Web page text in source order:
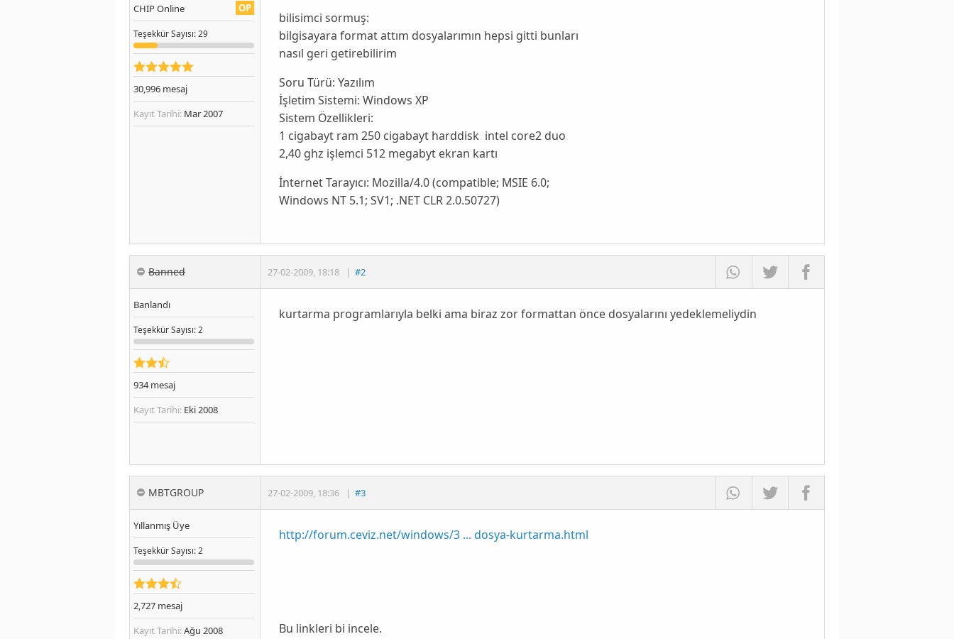
OP
CHIP Online
TeşekkürSayısı: 29
30,996 mesaj
Kayıt Tarihi: Mar 2007
bilisimci sormuş:
bilgisayara format attım dosyalarımın hepsi gitti bunları
nasıl geri getirebilirim
Soru Türü: Yazılım
İşletim Sistemi: Windows XP
Sistem Özellikleri:
1 cigabayt ram 250 cigabayt harddisk intel core2 duo
2,40 ghz işlemci 512 megabyt ekran kartı
İnternet Tarayıcı: Mozilla/4.0 (compatible; MSIE 6.0;
Windows NT 5.1; SV1; .NET CLR 2.0.50727)
Banned 27-02-2009, 18:18 | #2
Banlandı
TeşekkürSayısı: 2
934mesaj
Kayıt Tarihi: Eki 2008
kurtarma programlarıyla belki ama biraz zor formattan önce dosyalarını yedeklemeliydin
MBTGROUP 27-02-2009, 18:36 | #3
Yıllanmış Üye
TeşekkürSayısı: 2
2,727 mesaj
Kayıt Tarihi:Ağu 2008
http://forum.ceviz.net/windows/3 ... dosya-kurtarma.html
Bu linkleri bi incele.